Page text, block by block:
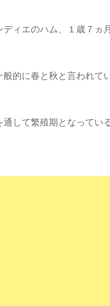
ィエのハム、１歳７ヵ
的に春と秋と言われて
通して繁殖期となってい